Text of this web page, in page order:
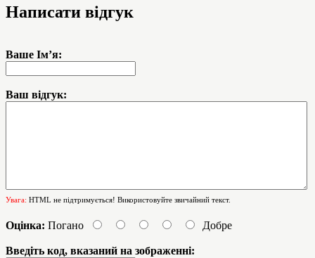
Написати відгук
Ваше Ім’я:
Ваш відгук:
Увага: HTML не підтримується! Використовуйте звичайний текст.
Оцінка: Погано Добре
Введіть код, вказаний на зображенні: